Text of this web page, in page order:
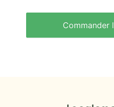
Commander